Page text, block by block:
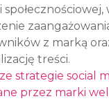
społecznościowej,
z marką
treści.
strategie social
przez marki